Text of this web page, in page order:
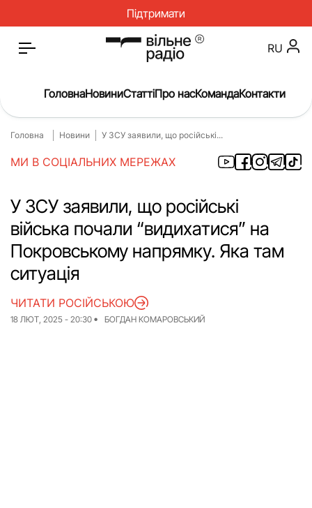
Підтримати
Головна
Новини
Окупація
Про нас
Війна
Гроші
Освіта
Інструкції
Медицина
ЖКГ
Інтерв’ю
RU
ГоловнаНовиниСтаттіПро насКомандаКонтакти
Головна Новини У ЗСУ заявили, що російські...
МИ В СОЦІАЛЬНИХ МЕРЕЖАХ
У ЗСУ заявили, що російські
війська почали “видихатися” на
Покровському напрямку. Яка там
ситуація
18 ЛЮТ, 2025 - 20:30 БОГДАН КОМАРОВСЬКИЙ
ЧИТАТИ РОСІЙСЬКОЮ